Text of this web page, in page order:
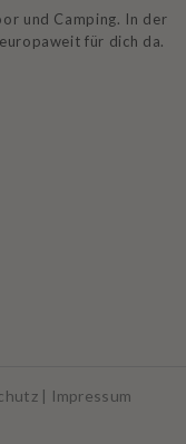
und Camping. In der
für dich da.
| Impressum